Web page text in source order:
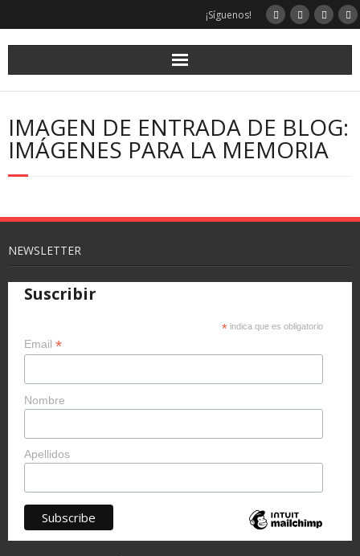
¡Síguenos!
IMAGEN DE ENTRADA DE BLOG:
IMÁGENES PARA LA MEMORIA
NEWSLETTER
Suscribir
* indica que es obligatorio
Email *
Nombre
Apellidos